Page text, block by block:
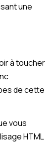
une
à toucher
de cette
vous
HTML